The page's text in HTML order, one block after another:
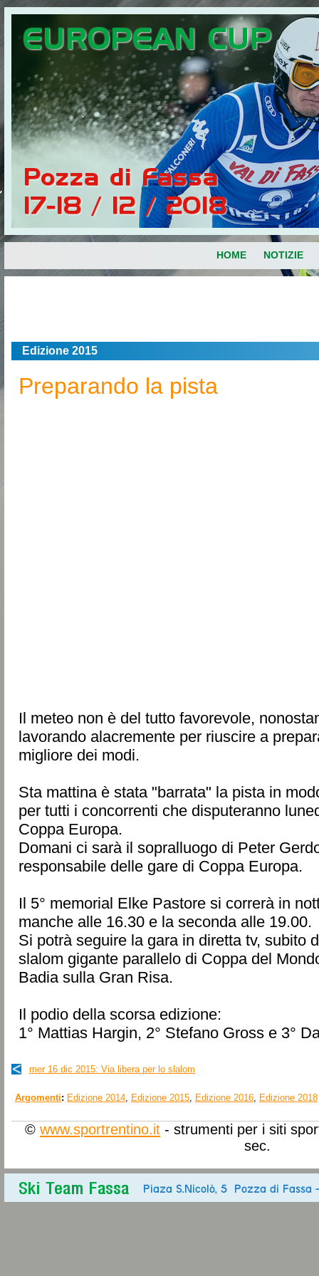
HOME NOTIZIE
Edizione 2015
Preparando la pista
Il meteo non è del tutto favorevole,
lavorando alacremente per riuscire a
migliore dei modi.
Sta mattina è stata "barrata" la pista in
per tutti i concorrenti che disputeranno
Coppa Europa.
Domani ci sarà il sopralluogo di Peter
responsabile delle gare di Coppa Europa.
Il 5° memorial Elke Pastore si correrà in
manche alle 16.30 e la seconda alle 19.00.
Si potrà seguire la gara in diretta tv, subito
slalom gigante parallelo di Coppa del
Badia sulla Gran Risa.
Il podio della scorsa edizione:
1° Mattias Hargin, 2° Stefano Gross e 3°
mer 16 dic 2015: Via libera per lo slalom
Argomenti: Edizione 2014, Edizione 2015, Edizione 2016, Edizione 2018
© www.sportrentino.it - strumenti per i siti
sec.